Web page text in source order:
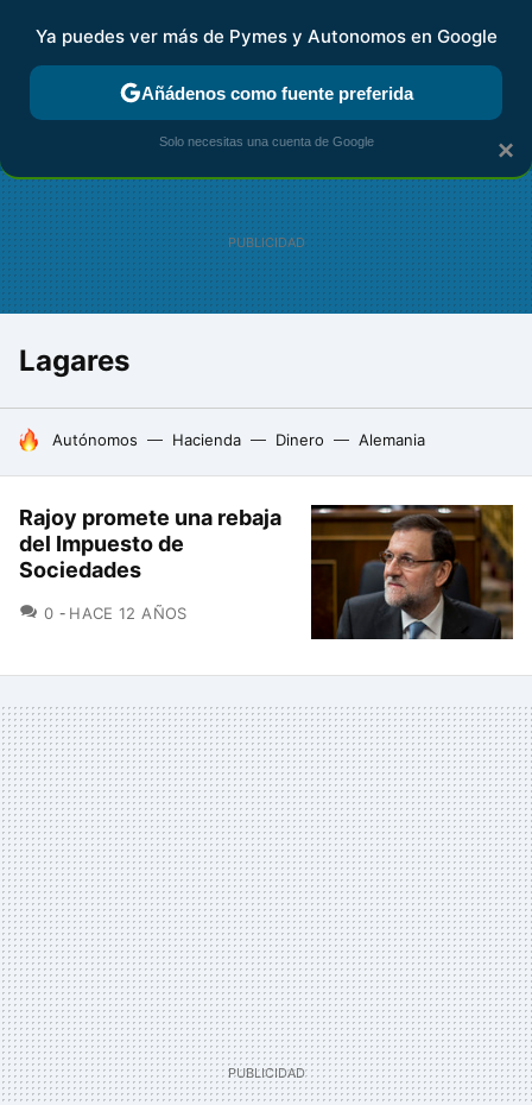
FISCALIDAD Y CONTABILIDAD KIT DIGITAL RENTA
Lagares
HOY SE HABLA DE
Autónomos Hacienda Dinero Alemania
Rajoy promete una rebaja
del Impuesto de
Sociedades
0 COMENTARIOS
HACE 12 AÑOS
×
Ya puedes ver más de Pymes y Autonomos en Google
Añádenos como fuente preferida
Solo necesitas una cuenta de Google